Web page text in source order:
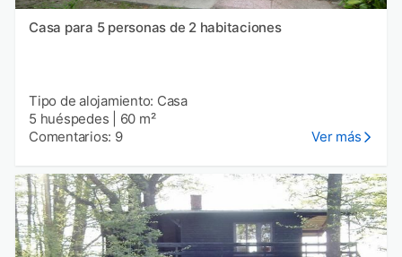
Casa para 5 personas de 2 habitaciones
Tipo de alojamiento: Casa
5 huéspedes
60 m²
Comentarios: 9
Ver más